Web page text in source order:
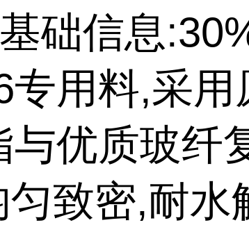
础信息
专用料,采用
与优质玻纤
致密,耐水